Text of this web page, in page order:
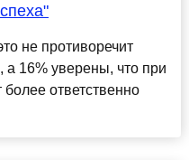
не противоречит
а 16% уверены, что при
более ответственно